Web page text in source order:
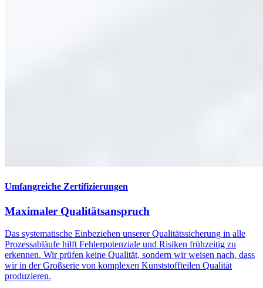
Umfangreiche Zertifizierungen
Maximaler Qualitätsanspruch
Das systematische Einbeziehen unserer Qualitätssicherung in alle
Prozessabläufe hilft Fehlerpotenziale und Risiken frühzeitig zu
erkennen. Wir prüfen keine Qualität, sondern wir weisen nach, dass
wir in der Großserie von komplexen Kunststoffteilen Qualität
produzieren.